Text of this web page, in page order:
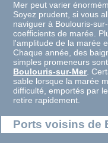
Mer peut varier
Soyez prudent, si vous
naviguer à Boulouris-
coefficients de marée.
l'amplitude de la marée
Chaque année, des
simples promeneurs
Boulouris-sur-Mer.
sable lorsque la marée
difficulté, emportés par
retire rapidement.
Ports voisins de